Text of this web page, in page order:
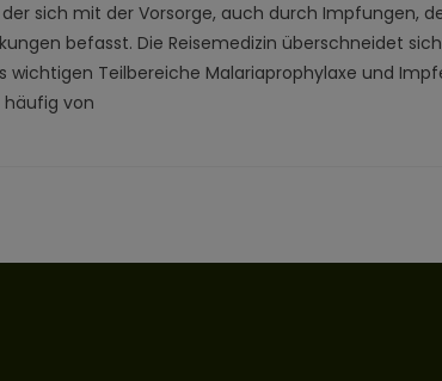
sich mit der Vorsorge, auch durch Impfungen,
befasst. Die Reisemedizin überschneidet
wichtigen Teilbereiche Malariaprophylaxe und
häufig von